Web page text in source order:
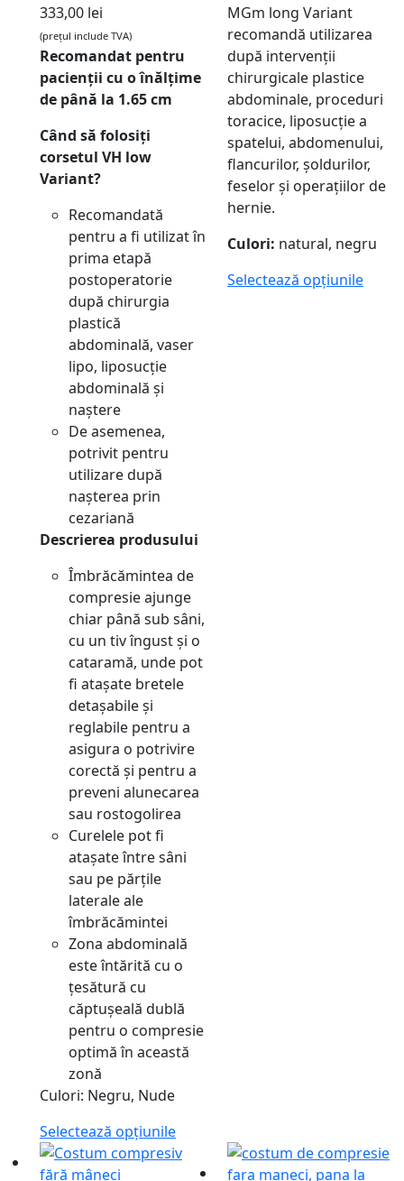
333,00 lei
(prețul include TVA)
Recomandat pentru
pacienții cu o înălțime
de până la 1.65 cm
Când să folosiți
corsetul VH low
Variant?
Recomandată
pentru a fi utilizat în
prima etapă
postoperatorie
după chirurgia
plastică
abdominală, vaser
lipo, liposucție
abdominală și
naștere
De asemenea,
potrivit pentru
utilizare după
nașterea prin
cezariană
Descrierea produsului
Îmbrăcămintea de
compresie ajunge
chiar până sub sâni,
cu un tiv îngust și o
cataramă, unde pot
fi atașate bretele
detașabile și
reglabile pentru a
asigura o potrivire
corectă și pentru a
preveni alunecarea
sau rostogolirea
Curelele pot fi
atașate între sâni
sau pe părțile
laterale ale
îmbrăcămintei
Zona abdominală
este întărită cu o
țesătură cu
căptușeală dublă
pentru o compresie
optimă în această
zonă
Culori: Negru, Nude
Selectează opțiunile
MGm long Variant
recomandă utilizarea
după intervenții
chirurgicale plastice
abdominale, proceduri
toracice, liposucție a
spatelui, abdomenului,
flancurilor, șoldurilor,
feselor și operațiilor de
hernie.
Culori: natural, negru
Selectează opțiunile